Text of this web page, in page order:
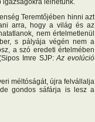
Teremtőjében hinni azt
arra, hogy a világ és az
nem értelmetlenül
s pályája végén nem a
a szó eredeti értelmében
Imre SJP:Az evolúció
méltóságát, újra felvállalja
gondos sáfárja is lesz a